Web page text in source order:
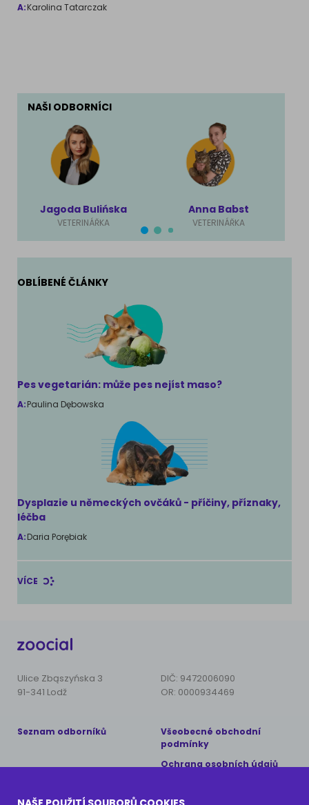
A:Karolina Tatarczak
NAŠI ODBORNÍCI
Jagoda Bulińska
VETERINÁŘKA
Anna Babst
VETERINÁŘKA
OBLÍBENÉ ČLÁNKY
Pes vegetarián: může pes nejíst maso?
A:Paulina Dębowska
Dysplazie u německých ovčáků - příčiny, příznaky,
léčba
A:Daria Porębiak
VÍCE
Ulice Zbąszyńska 3
91-341 Lodž
DIČ: 9472006090
OR: 0000934469
Seznam odborníků
Všeobecné obchodní
podmínky
Ochrana osobních údajů
Copyright © 2024 AnimalCare